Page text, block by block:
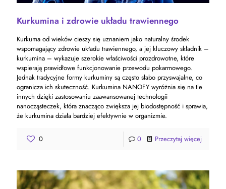
Kurkumina i zdrowie układu trawiennego
Kurkuma od wieków cieszy się uznaniem jako naturalny środek
wspomagający zdrowie układu trawiennego, a jej kluczowy składnik –
kurkumina – wykazuje szerokie właściwości prozdrowotne, które
wspierają prawidłowe funkcjonowanie przewodu pokarmowego.
Jednak tradycyjne formy kurkuminy są często słabo przyswajalne, co
ogranicza ich skuteczność. Kurkumina NANOFY wyróżnia się na tle
innych dzięki zastosowaniu zaawansowanej technologii
nanocząsteczek, która znacząco zwiększa jej biodostępność i sprawia,
że kurkumina działa bardziej efektywnie w organizmie.
0 0 Przeczytaj więcej